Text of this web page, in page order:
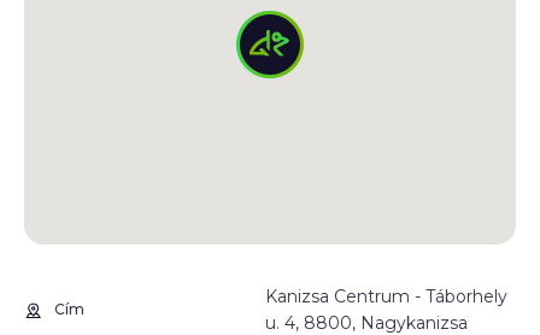
Cím
Kanizsa Centrum - Táborhely
u. 4, 8800, Nagykanizsa